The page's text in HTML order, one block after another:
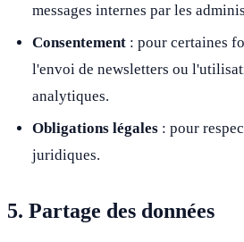
messages internes par les
Consentement : pour certaines
l'envoi de newsletters ou
analytiques.
Obligations légales : pour
juridiques.
5. Partage des données